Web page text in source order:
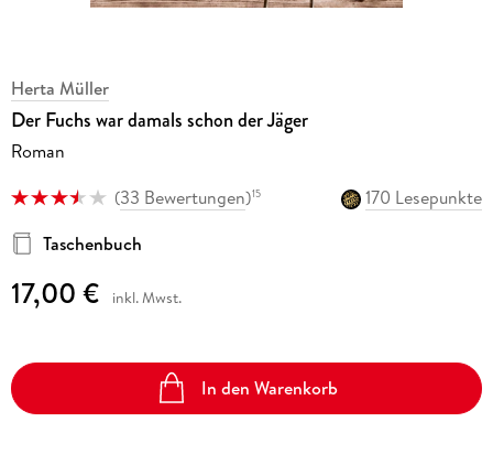
Herta Müller
Der Fuchs war damals schon der Jäger
Roman
(33 Bewertungen)15
170 Lesepunkte
Taschenbuch
17,00 € inkl. Mwst.
In den Warenkorb